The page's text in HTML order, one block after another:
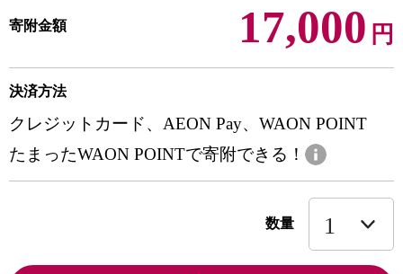
寄附金額 17,000 円
決済方法
クレジットカード、AEON Pay、WAON POINT
たまったWAON POINTで寄附できる！
数量